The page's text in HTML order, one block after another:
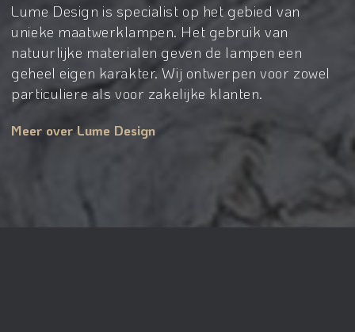
Lume Design is specialist op het gebied van
unieke maatwerklampen. Het gebruik van
natuurlijke materialen geven de lampen een
geheel eigen karakter. Wij ontwerpen voor zowel
particuliere als voor zakelijke klanten.
Meer over Lume Design